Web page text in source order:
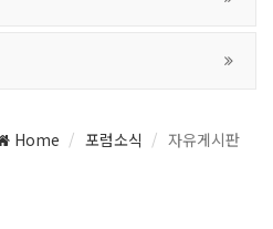
Home 포럼소식 자유게시판